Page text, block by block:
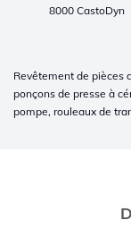
8000 CastoDyn
Revêtement de pièces
ponçons de presse à
pompe, rouleaux de